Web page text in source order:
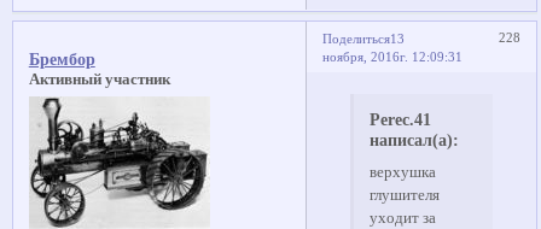
Поделиться 228
13
ноября, 2016г. 12:09:31
Брембор
Активный участник
Perec.41
написал(а):
верхушка
глушителя
уходит за